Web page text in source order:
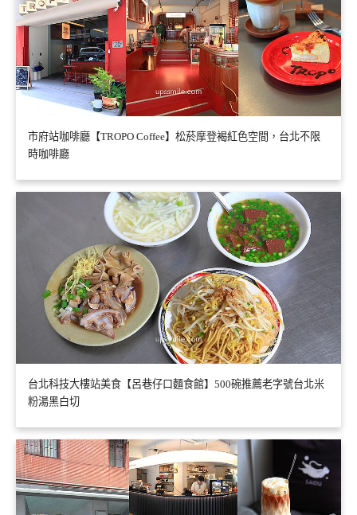
市府站咖啡廳【TROPO Coffee】松菸摩登褐紅色空間，台北不限
時咖啡廳
台北科技大樓站美食【呂巷仔口麵食館】500碗推薦老字號台北米
粉湯黑白切